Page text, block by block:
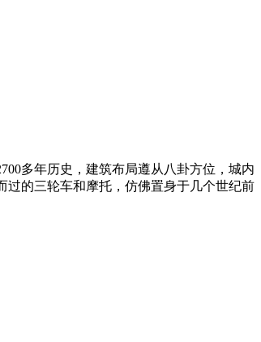
多年历史，建筑布局遵从八卦方位，城内
过的三轮车和摩托，仿佛置身于几个世纪前